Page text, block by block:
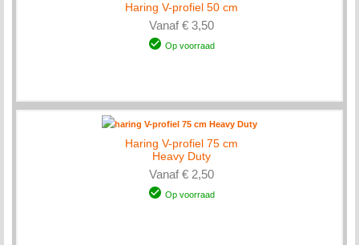
Haring V-profiel 50 cm
Vanaf € 3,50
Op voorraad
Haring V-profiel 75 cm
Heavy Duty
Vanaf € 2,50
Op voorraad